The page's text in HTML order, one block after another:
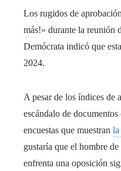
Los rugidos de
más!» durante la reunión
Demócrata indicó que
2024.
A pesar de los índices de
escándalo de
encuestas que muestran la
gustaría que el hombre
enfrenta una oposición